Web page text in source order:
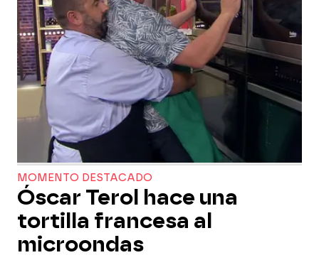
MOMENTO DESTACADO
Óscar Terol hace una
tortilla francesa al
microondas